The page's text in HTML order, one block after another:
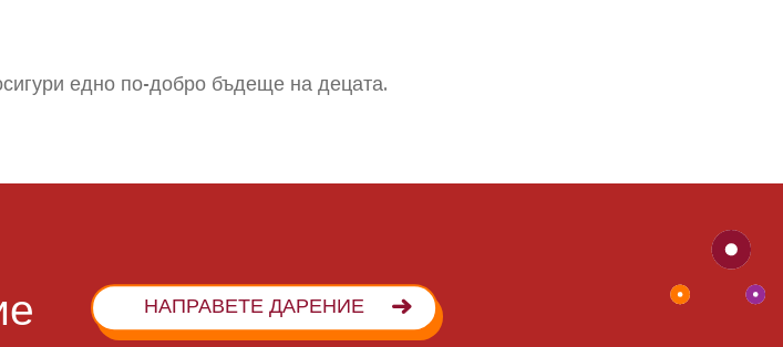
едно по-добро бъдеще на децата.
НАПРАВЕТЕ ДАРЕНИЕ